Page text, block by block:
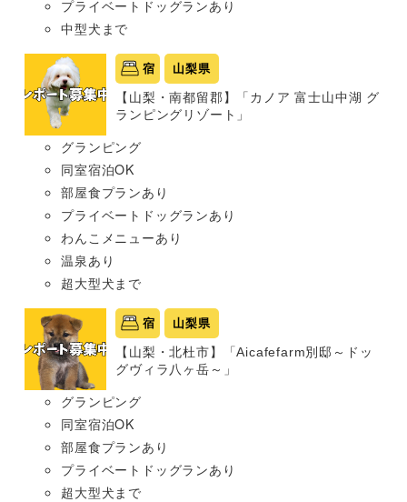
プライベートドッグランあり
中型犬まで
宿 山梨県
【山梨・南都留郡】「カノア 富士山中湖 グ
ランピングリゾート」
グランピング
同室宿泊OK
部屋食プランあり
プライベートドッグランあり
わんこメニューあり
温泉あり
超大型犬まで
宿 山梨県
【山梨・北杜市】「Aicafefarm別邸～ドッ
グヴィラ八ヶ岳～」
グランピング
同室宿泊OK
部屋食プランあり
プライベートドッグランあり
超大型犬まで